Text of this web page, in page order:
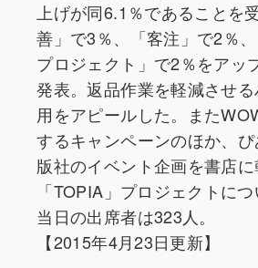
上げが同6.1％であることを
善」で3％、「客注」で2％
プロジェクト」で2％をアッ
発表。返品作業を軽減させ
用をアピールした。また
するキャンペーンのほか、
版社のイベント企画を書店
「TOPIA」プロジェクトにつ
当日の出席者は323人。
【2015年4月23日更新】